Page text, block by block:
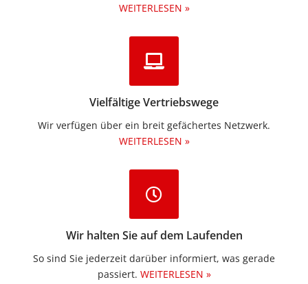
WEITERLESEN »
Vielfältige Vertriebswege
Wir verfügen über ein breit gefächertes Netzwerk.
WEITERLESEN »
Wir halten Sie auf dem Laufenden
So sind Sie jederzeit darüber informiert, was gerade
passiert. WEITERLESEN »